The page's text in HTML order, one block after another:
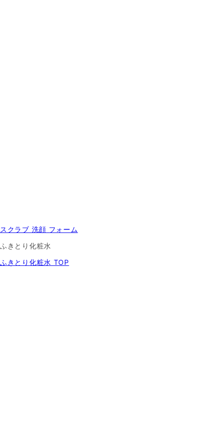
スクラブ 洗顔 フォーム
ふきとり化粧水
ふきとり化粧水 TOP